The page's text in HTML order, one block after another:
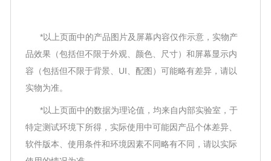
*以上页面中的产品图片及屏幕内容仅作示意，实物产
品效果（包括但不限于外观、颜色、尺寸）和屏幕显示内
容（包括但不限于背景、UI、配图）可能略有差异，请以
实物为准。
*以上页面中的数据为理论值，均来自内部实验室，于
特定测试环境下所得，实际使用中可能因产品个体差异、
软件版本、使用条件和环境因素不同略有不同，请以实际